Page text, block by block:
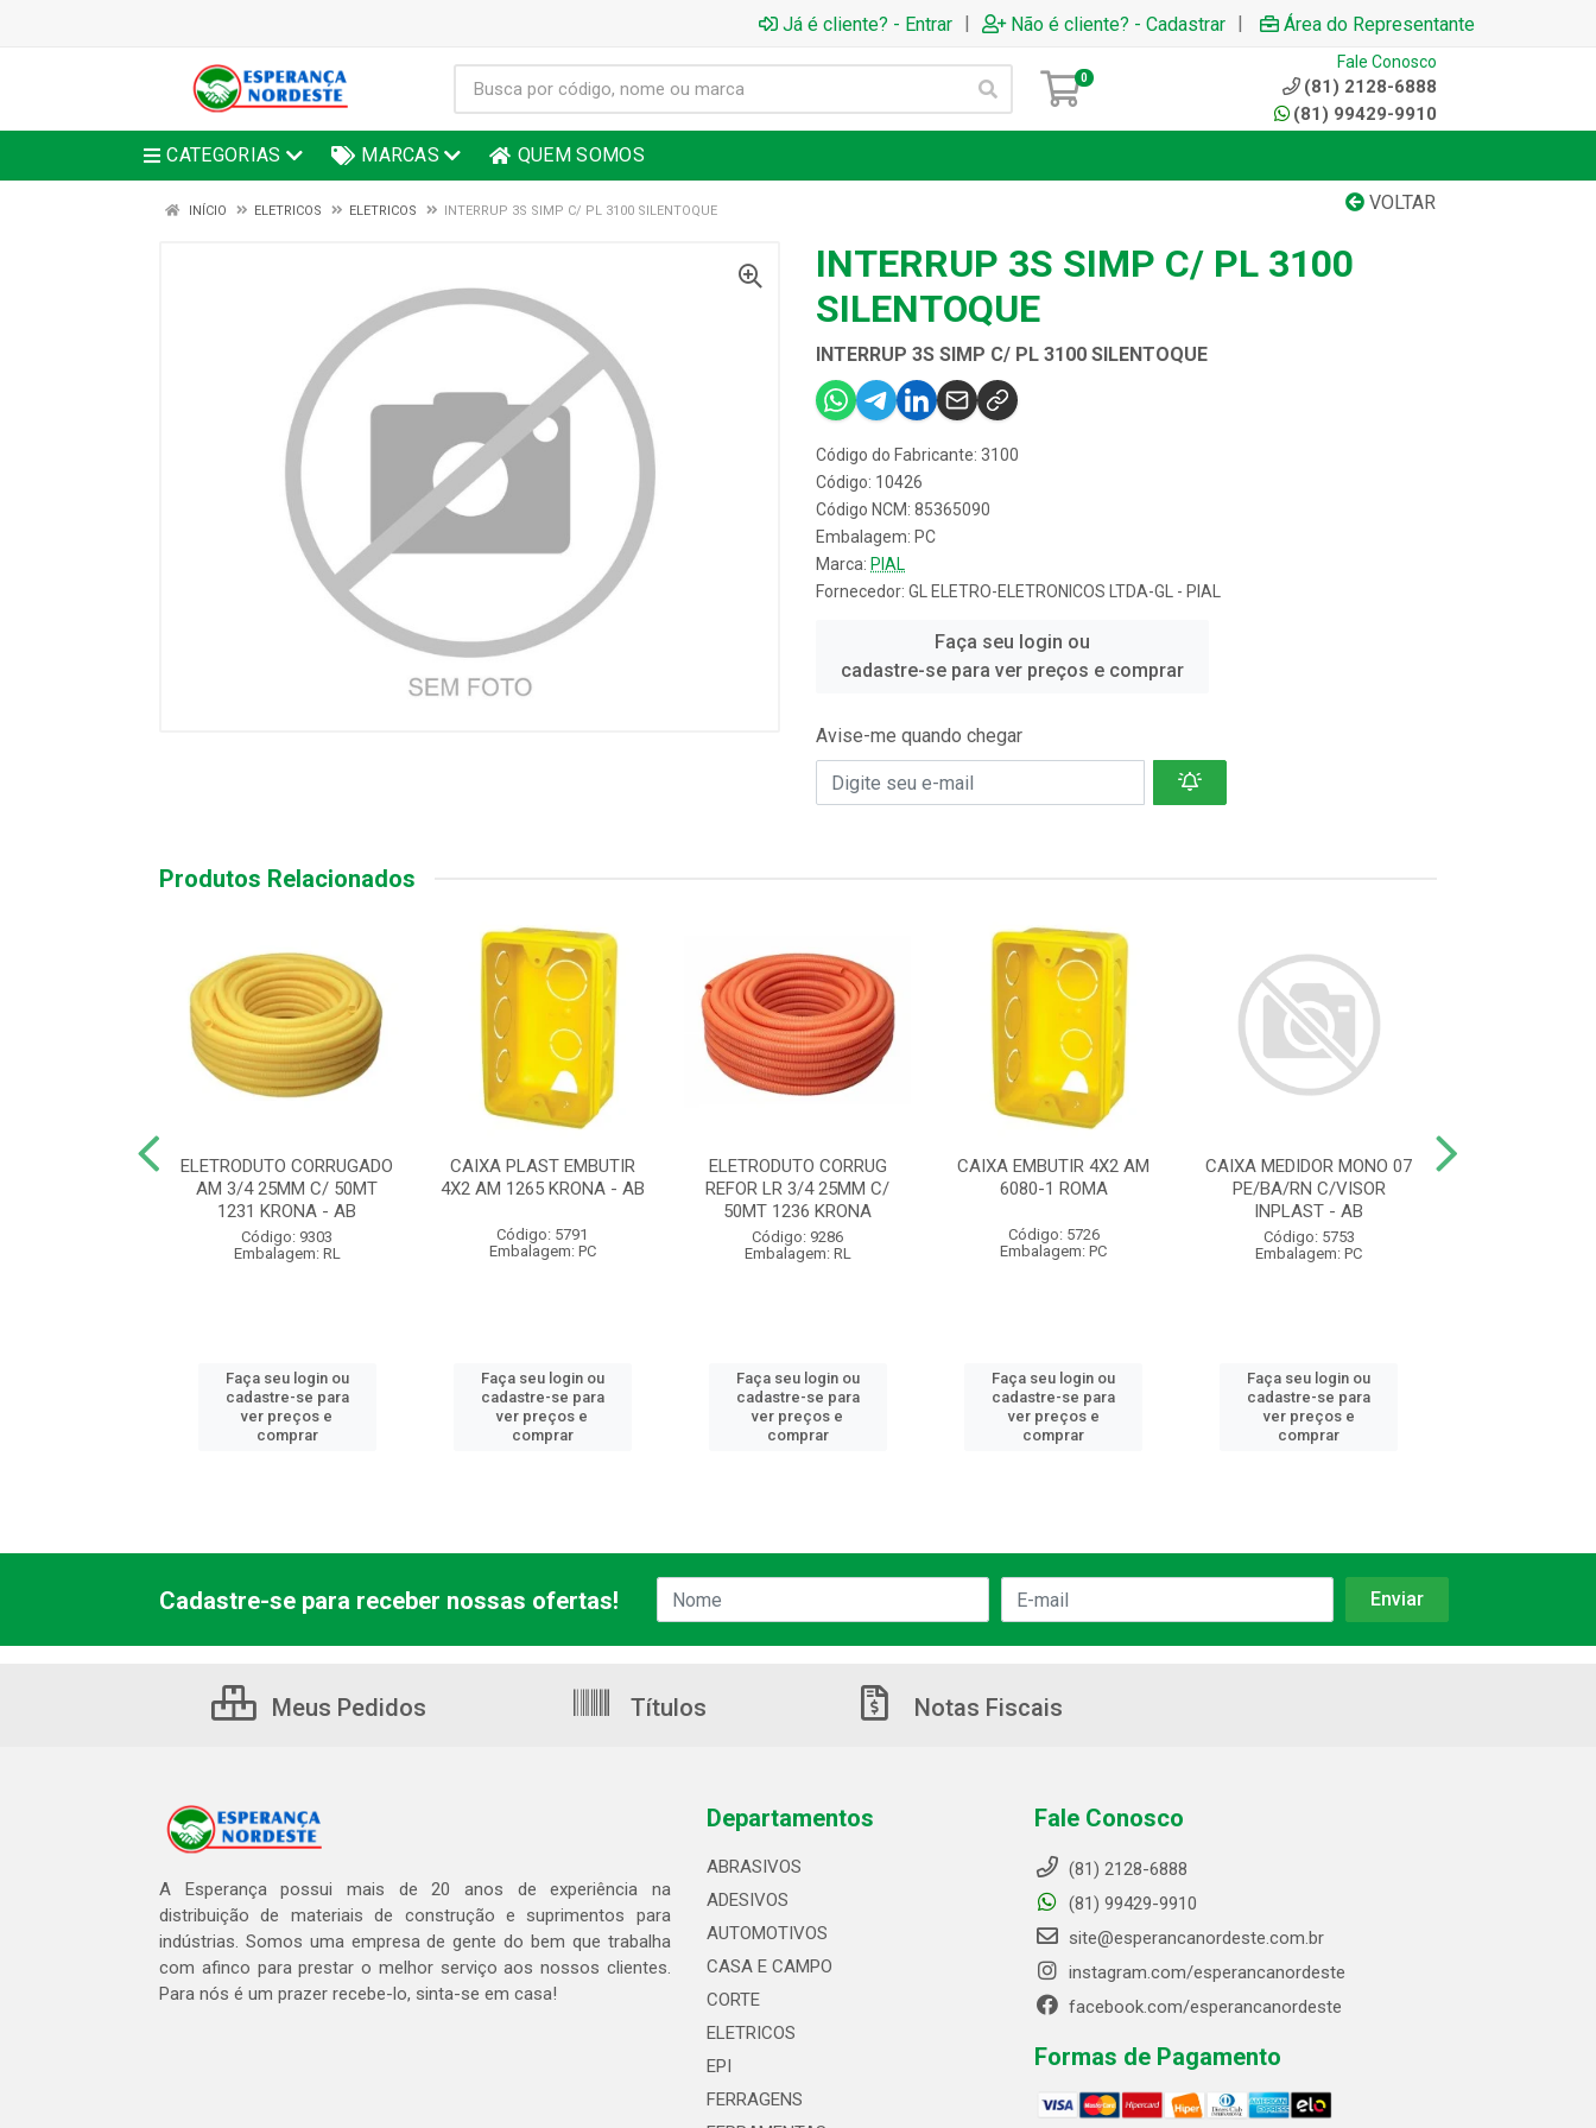
Já é cliente? - Entrar | Não é cliente? - Cadastrar | Área do Representante
0
Fale Conosco
(81) 2128-6888
(81) 99429-9910
CATEGORIAS MARCAS QUEM SOMOS
VOLTAR
INÍCIO ELETRICOS ELETRICOS INTERRUP 3S SIMP C/ PL 3100 SILENTOQUE
INTERRUP 3S SIMP C/ PL 3100
SILENTOQUE
INTERRUP 3S SIMP C/ PL 3100 SILENTOQUE
Código do Fabricante: 3100
Código: 10426
Código NCM: 85365090
Embalagem: PC
Marca: PIAL
Fornecedor: GL ELETRO-ELETRONICOS LTDA-GL - PIAL
Faça seu login ou
cadastre-se para ver preços e comprar
Avise-me quando chegar
Produtos Relacionados
ELETRODUTO CORRUGADO
AM 3/4 25MM C/ 50MT
1231 KRONA - AB
Código: 9303
Embalagem: RL
Faça seu login ou
cadastre-se para
ver preços e
comprar
CAIXA PLAST EMBUTIR
4X2 AM 1265 KRONA - AB
Código: 5791
Embalagem: PC
Faça seu login ou
cadastre-se para
ver preços e
comprar
ELETRODUTO CORRUG
REFOR LR 3/4 25MM C/
50MT 1236 KRONA
Código: 9286
Embalagem: RL
Faça seu login ou
cadastre-se para
ver preços e
comprar
CAIXA EMBUTIR 4X2 AM
6080-1 ROMA
Código: 5726
Embalagem: PC
Faça seu login ou
cadastre-se para
ver preços e
comprar
CAIXA MEDIDOR MONO 07
PE/BA/RN C/VISOR
INPLAST - AB
Código: 5753
Embalagem: PC
Faça seu login ou
cadastre-se para
ver preços e
comprar
Cadastre-se para receber nossas ofertas!
Meus Pedidos Títulos Notas Fiscais
A Esperança possui mais de 20 anos de experiência na
distribuição de materiais de construção e suprimentos para
indústrias. Somos uma empresa de gente do bem que trabalha
com afinco para prestar o melhor serviço aos nossos clientes.
Para nós é um prazer recebe-lo, sinta-se em casa!
Departamentos
ABRASIVOS
ADESIVOS
AUTOMOTIVOS
CASA E CAMPO
CORTE
ELETRICOS
EPI
FERRAGENS
Fale Conosco
(81) 2128-6888
(81) 99429-9910
site@esperancanordeste.com.br
instagram.com/esperancanordeste
facebook.com/esperancanordeste
Formas de Pagamento